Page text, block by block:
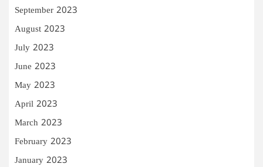
September 2023
August 2023
July 2023
June 2023
May 2023
April 2023
March 2023
February 2023
January 2023